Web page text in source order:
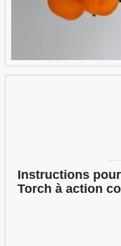
Instructions
Torch à action